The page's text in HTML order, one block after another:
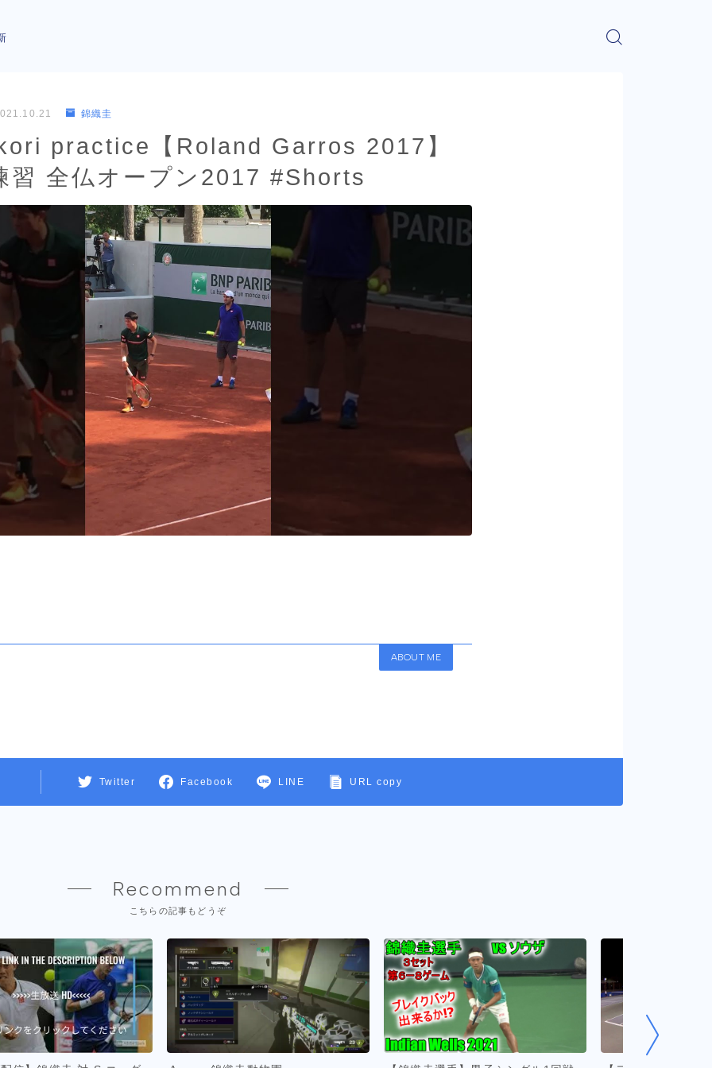
錦織圭
practice【Roland Garros 2017】
習 全仏オープン2017 #Shorts
ABOUT ME
Twitter Facebook LINE URL copy
Recommend
こちらの記事もどうぞ